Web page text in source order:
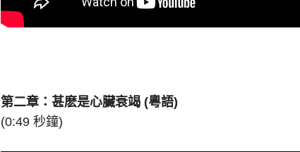
第二章：甚麽是心臟衰竭 (粵語)
(0:49 秒鐘)